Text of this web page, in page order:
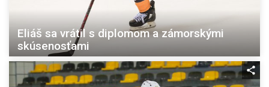
Eliáš sa vrátil s diplomom a zámorskými
skúsenosťami